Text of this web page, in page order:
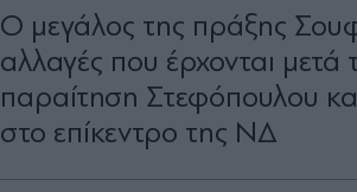
Ο μεγάλος της πράξης
αλλαγές που έρχονται μετά
παραίτηση Στεφόπουλου
στο επίκεντρο της Ν∆